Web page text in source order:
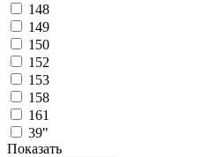
148
149
150
152
153
158
161
39"
Показать